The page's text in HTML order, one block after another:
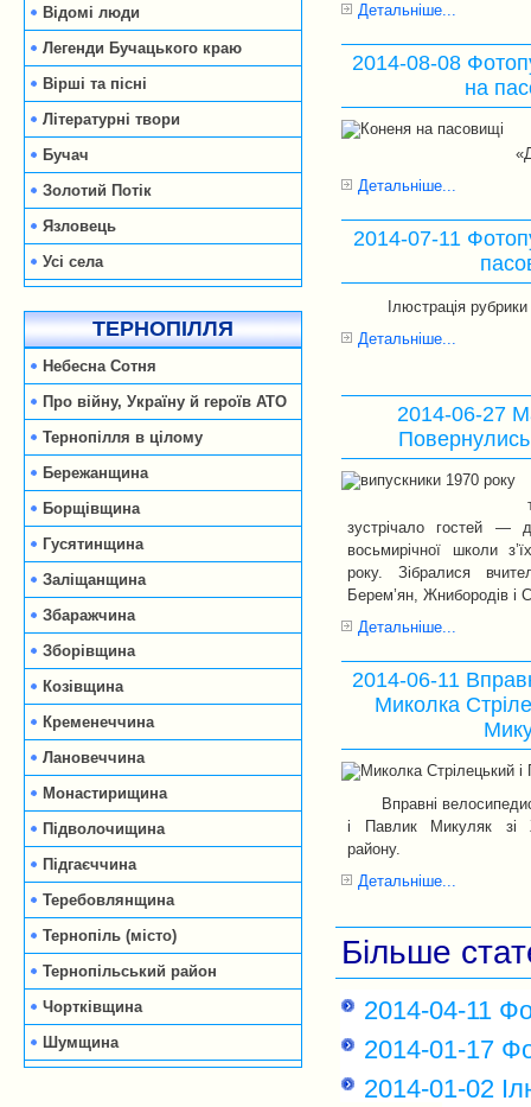
Відомі люди
Легенди Бучацького краю
Вірші та пісні
Літературні твори
Бучач
Золотий Потік
Язловець
Усі села
ТЕРНОПІЛЛЯ
Небесна Сотня
Про війну, Україну й героїв АТО
Тернопілля в цілому
Бережанщина
Борщівщина
Гусятинщина
Заліщанщина
Збаражчина
Зборівщина
Козівщина
Кременеччина
Лановеччина
Монастирищина
Підволочищина
Підгаєччина
Теребовлянщина
Тернопіль (місто)
Тернопільський район
Чортківщина
Шумщина
Детальніше...
2014-08-08
на
Детальніше...
2014-07-11
Ілюстрація
Детальніше...
2014-06-27
зустрічало гостей —
восьмирічної школи
року. Зібралися
Берем’ян, Жнибородів і
Детальніше...
2014-06-11
Миколка
Вправні
і Павлик Микуляк зі
району.
Детальніше...
Більше
2014-04-11
2014-01-17
2014-01-02